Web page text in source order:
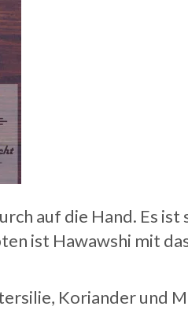
auf die Hand. Es ist
ist Hawawshi mit
Koriander und